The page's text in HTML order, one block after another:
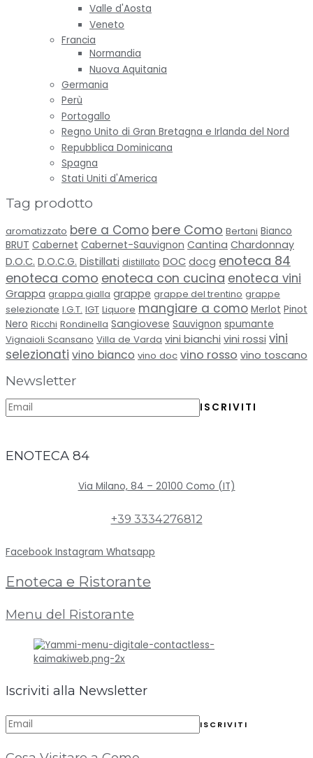
Valle d'Aosta
Veneto
Francia
Normandia
Nuova Aquitania
Germania
Perù
Portogallo
Regno Unito di Gran Bretagna e Irlanda del Nord
Repubblica Dominicana
Spagna
Stati Uniti d'America
Tag prodotto
aromatizzato bere a Como bere Como Bertani Bianco
BRUT Cabernet Cabernet-Sauvignon Cantina Chardonnay
D.O.C. D.O.C.G. Distillati distillato DOC docg enoteca 84
enoteca como enoteca con cucina enoteca vini
Grappa grappa gialla grappe grappe del trentino grappe
selezionate I.G.T. IGT Liquore mangiare a como Merlot Pinot
Nero Ricchi Rondinella Sangiovese Sauvignon spumante
Vignaioli Scansano Villa de Varda vini bianchi vini rossi vini
selezionati vino bianco vino doc vino rosso vino toscano
Newsletter
ENOTECA 84
Via Milano, 84 – 20100 Como (IT)
+39 3334276812
Facebook Instagram Whatsapp
Enoteca e Ristorante
Menu del Ristorante
Iscriviti alla Newsletter